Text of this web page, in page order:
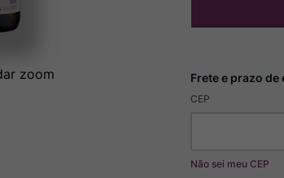
CEP
Não sei meu CEP